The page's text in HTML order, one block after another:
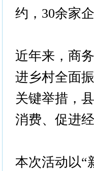
约，30余家
近年来，商
进乡村全面
关键举措，
消费、促进
本次活动以